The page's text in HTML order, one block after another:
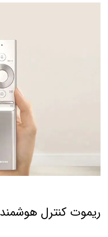
ریموت کنترل هوشمند